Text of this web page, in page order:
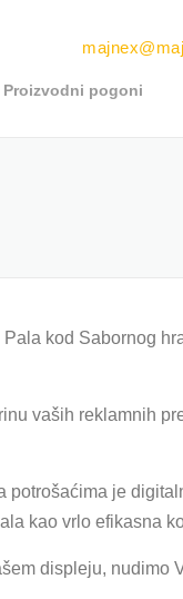
Proizvodni pogoni
kod Sabornog
vaših reklamnih
je
kao vrlo efikasna
displeju, nudimo